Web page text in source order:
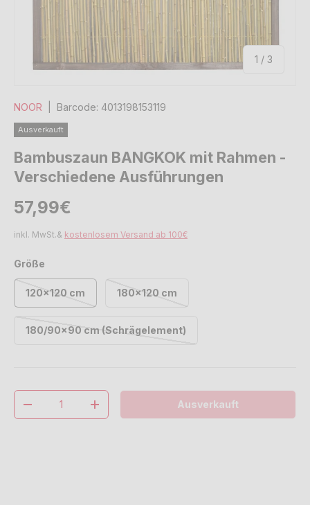
1 / von
3
NOOR Barcode: 4013198153119
Ausverkauft
Bambuszaun BANGKOK mit Rahmen -
Verschiedene Ausführungen
Normaler Preis
57,99€
inkl. MwSt.& kostenlosem Versand ab 100€
Größe
120x120 cm 180x120 cm
180/90x90 cm (Schrägelement)
Anzahl
Menge verringernMenge erhöhen Ausverkauft